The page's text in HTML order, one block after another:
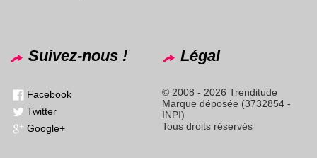
Suivez-nous !
Facebook
Twitter
Google+
Légal
© 2008 - 2026 Trenditude
Marque déposée (3732854 -
INPI)
Tous droits réservés